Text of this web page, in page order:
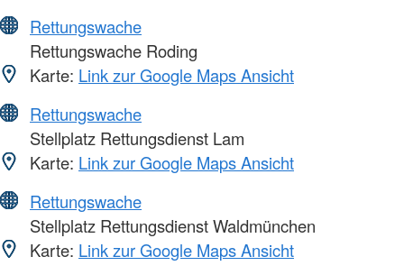
Rettungswache
Rettungswache Roding
Karte: Link zur Google Maps Ansicht
Rettungswache
Stellplatz Rettungsdienst Lam
Karte: Link zur Google Maps Ansicht
Rettungswache
Stellplatz Rettungsdienst Waldmünchen
Karte: Link zur Google Maps Ansicht